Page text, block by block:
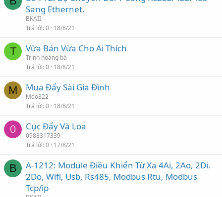
Sang Ethernet.
BKAII
Trả lời 0 18/8/21
T Vừa Bán Vừa Cho Ai Thích
Trịnh hoàng bá
Trả lời 0 18/8/21
M Mua Đẩy Sài Gia Đình
Meo322
Trả lời 0 18/8/21
0 Cục Đẩy Và Loa
0988317339
Trả lời 0 17/8/21
B
A-1212: Module Điều Khiển Từ Xa 4Ai, 2Ao, 2Di.
2Do, Wifi, Usb, Rs485, Modbus Rtu, Modbus
Tcp/ip